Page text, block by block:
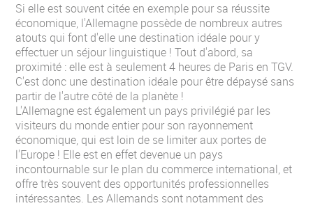
Si elle est souvent citée en exemple pour sa réussite
économique, l'Allemagne possède de nombreux autres
atouts qui font d'elle une destination idéale pour y
effectuer un séjour linguistique ! Tout d'abord, sa
proximité : elle est à seulement 4 heures de Paris en TGV.
C'est donc une destination idéale pour être dépaysé sans
partir de l'autre côté de la planète !
L'Allemagne est également un pays privilégié par les
visiteurs du monde entier pour son rayonnement
économique, qui est loin de se limiter aux portes de
l'Europe ! Elle est en effet devenue un pays
incontournable sur le plan du commerce international, et
offre très souvent des opportunités professionnelles
intéressantes. Les Allemands sont notamment des